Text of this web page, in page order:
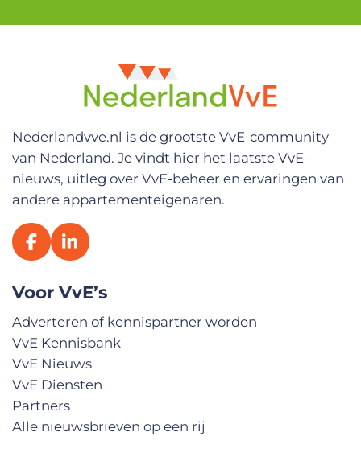
V
m
Nederlandvve.nl is de grootste VvE-community
van Nederland. Je vindt hier het laatste VvE-
nieuws, uitleg over VvE-beheer en ervaringen van
andere appartementeigenaren.
Voor VvE’s
Adverteren of kennispartner worden
VvE Kennisbank
VvE Nieuws
VvE Diensten
Partners
Alle nieuwsbrieven op een rij